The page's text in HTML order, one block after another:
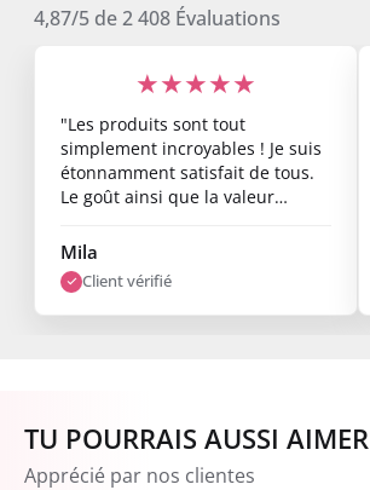
4,87/5 de2 408 Évaluations
★★★★★
"Les produits sont tout
simplement incroyables ! Je suis
étonnamment satisfait de tous.
Le goût ainsi que la valeur
résultats commencent déjà à se
voir après une semaine. Je suis
vraiment ravi."
Mila
Client vérifié
TU POURRAIS AUSSI AIMER
Apprécié par nos clientes